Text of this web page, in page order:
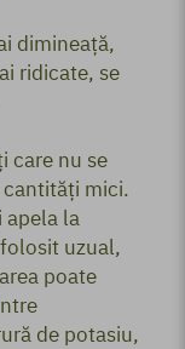
dimineață,
ridicate, se
care nu se
cantități mici.
apela la
uzual,
poate
de potasiu,